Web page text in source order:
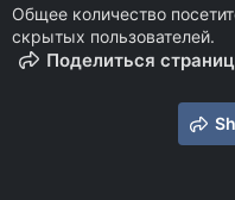
Общее количество
скрытых пользователей.
Поделиться